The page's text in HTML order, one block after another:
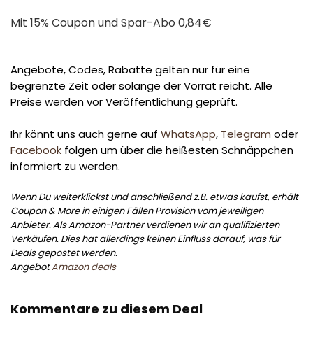
Mit 15% Coupon und Spar-Abo 0,84€
Angebote, Codes, Rabatte gelten nur für eine
begrenzte Zeit oder solange der Vorrat reicht. Alle
Preise werden vor Veröffentlichung geprüft.
Ihr könnt uns auch gerne auf WhatsApp, Telegram oder
Facebook folgen um über die heißesten Schnäppchen
informiert zu werden.
Wenn Du weiterklickst und anschließend z.B. etwas kaufst, erhält
Coupon & More in einigen Fällen Provision vom jeweiligen
Anbieter. Als Amazon-Partner verdienen wir an qualifizierten
Verkäufen. Dies hat allerdings keinen Einfluss darauf, was für
Deals gepostet werden.
AngebotAmazon deals
Kommentare zu diesem Deal